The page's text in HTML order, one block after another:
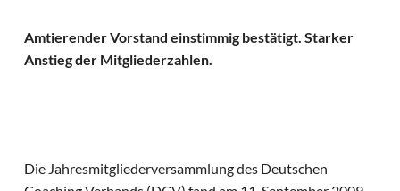
Amtierender Vorstand einstimmig bestätigt. Starker
Anstieg der Mitgliederzahlen.
Die Jahresmitgliederversammlung des Deutschen